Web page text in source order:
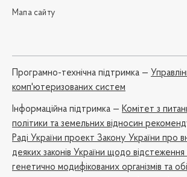
Мапа сайту
Програмно-технічна підтримка —
комп'ютеризованих систем
Iнформаційна підтримка — Комітет з
політики та земельних відносин
Раді України проект Закону України про
деяких законів України щодо відстеження
генетично модифікованих організмів та